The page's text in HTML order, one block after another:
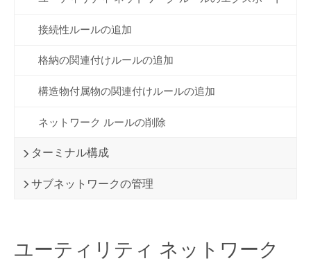
接続性ルールの追加
格納の関連付けルールの追加
構造物付属物の関連付けルールの追加
ネットワーク ルールの削除
ターミナル構成
サブネットワークの管理
ユーティリティ ネットワーク